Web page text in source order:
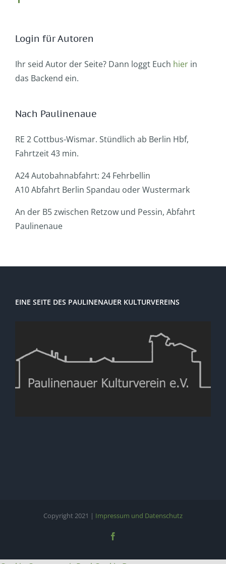
Login für Autoren
Ihr seid Autor der Seite? Dann loggt Euch hier in
das Backend ein.
Nach Paulinenaue
RE 2 Cottbus-Wismar. Stündlich ab Berlin Hbf,
Fahrtzeit 43 min.
A24 Autobahnabfahrt: 24 Fehrbellin
A10 Abfahrt Berlin Spandau oder Wustermark
An der B5 zwischen Retzow und Pessin, Abfahrt
Paulinenaue
EINE SEITE DES PAULINENAUER KULTURVEREINS
Copyright 2021 | Impressum und Datenschutz